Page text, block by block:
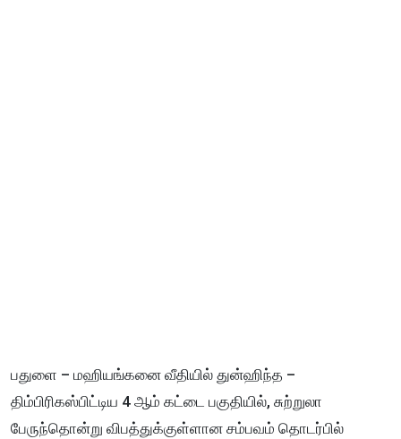
பதுளை – மஹியங்கனை வீதியில் துன்ஹிந்த –
திம்பிரிகஸ்பிட்டிய 4 ஆம் கட்டை பகுதியில், சுற்றுலா
பேருந்தொன்று விபத்துக்குள்ளான சம்பவம் தொடர்பில்